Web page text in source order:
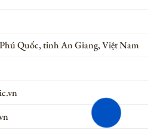
Quốc, tỉnh An Giang, Việt Nam